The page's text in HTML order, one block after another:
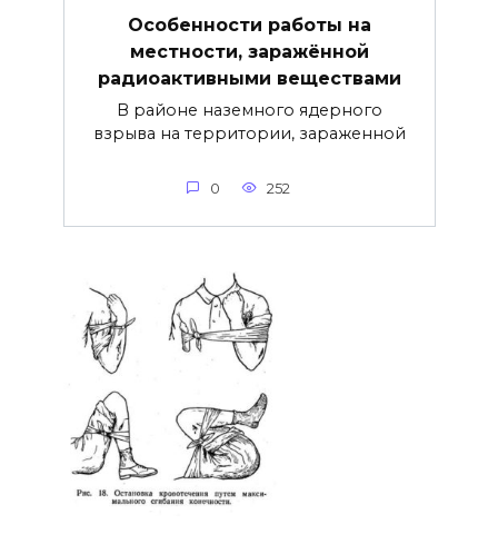
Особенности работы на
местности, заражённой
радиоактивными веществами
В районе наземного ядерного
взрыва на территории, зараженной
0 252